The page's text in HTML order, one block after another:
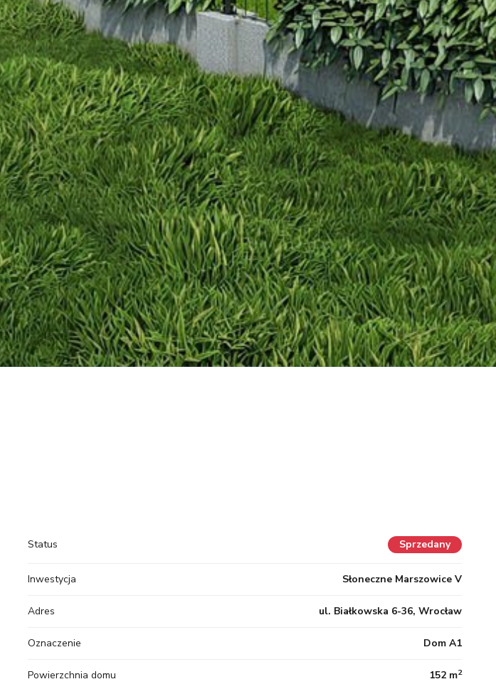
Status Sprzedany
Inwestycja Słoneczne Marszowice V
Adres ul. Białkowska 6-36, Wrocław
Oznaczenie Dom A1
Powierzchnia domu 152 m2